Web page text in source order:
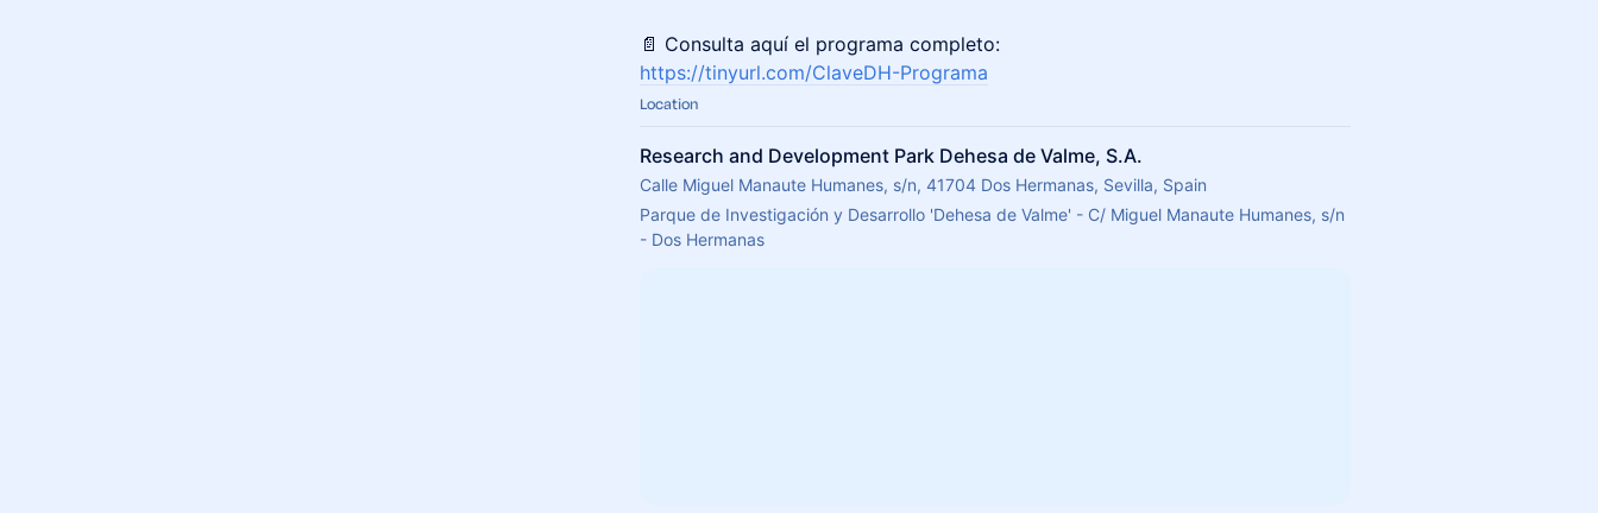
📄 Consulta aquí el programa completo:
https://tinyurl.com/ClaveDH-Programa
Location
Research and Development Park Dehesa de Valme, S.A.
Calle Miguel Manaute Humanes, s/n, 41704 Dos Hermanas, Sevilla, Spain
Parque de Investigación y Desarrollo 'Dehesa de Valme' - C/ Miguel Manaute Humanes, s/n
- Dos Hermanas